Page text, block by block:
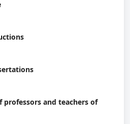
and teachers of